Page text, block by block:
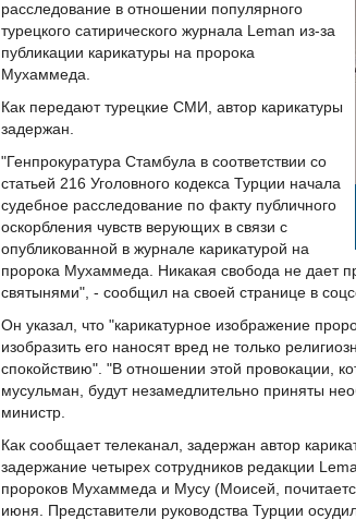
расследование в отношении популярного
турецкого сатирического журнала Leman из-за
публикации карикатуры на пророка
Мухаммеда.
Как передают турецкие СМИ, автор карикатуры
задержан.
"Генпрокуратура Стамбула в соответствии со
статьей 216 Уголовного кодекса Турции начала
судебное расследование по факту публичного
оскорбления чувств верующих в связи с
опубликованной в журнале карикатурой на
пророка Мухаммеда. Никакая свобода не дает
святынями", - сообщил на своей странице в
Он указал, что "карикатурное изображение
изобразить его наносят вред не только
спокойствию". "В отношении этой провокации,
мусульман, будут незамедлительно приняты
министр.
Как сообщает телеканал, задержан автор
задержание четырех сотрудников редакции
пророков Мухаммеда и Мусу (Моисей,
июня. Представители руководства Турции